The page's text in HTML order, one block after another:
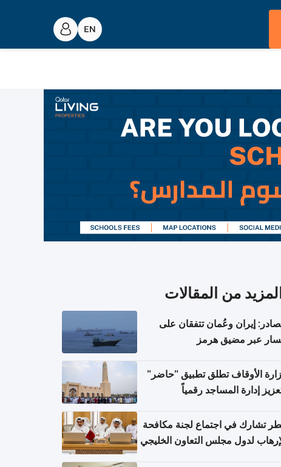
المزيد من المقالات
إيران وعُمان تتفقان على
عبر مضيق هرمز
الأوقاف تطلق تطبيق "حاضر"
إدارة المساجد رقمياً
تشارك في اجتماع لجنة مكافحة
لدول مجلس التعاون الخليجي